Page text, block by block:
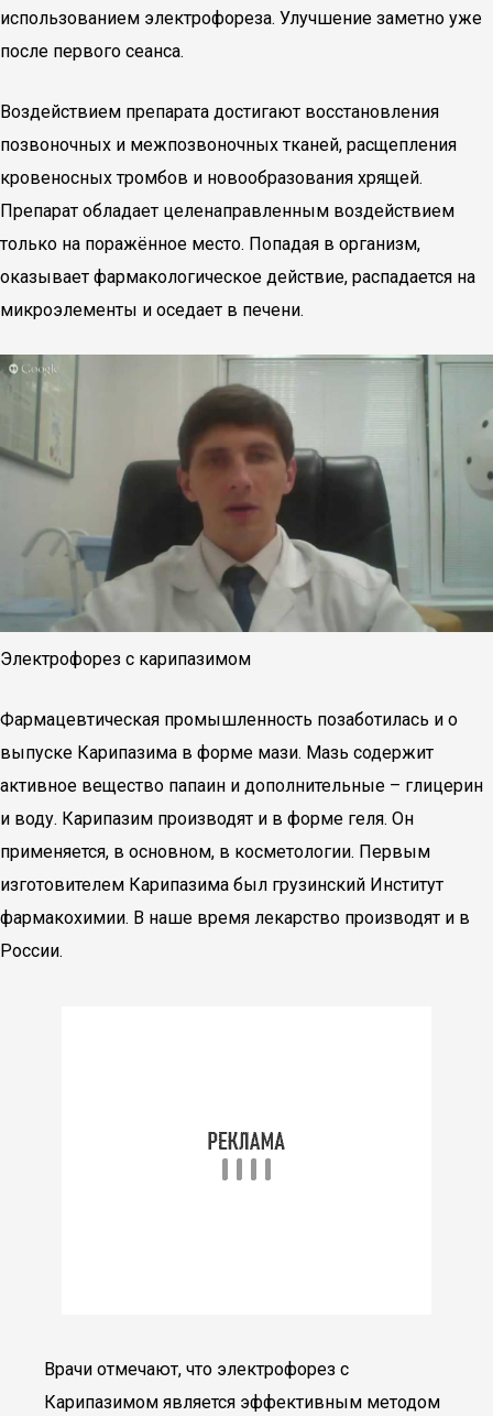
использованием электрофореза. Улучшение заметно уже
после первого сеанса.
Воздействием препарата достигают восстановления
позвоночных и межпозвоночных тканей, расщепления
кровеносных тромбов и новообразования хрящей.
Препарат обладает целенаправленным воздействием
только на поражённое место. Попадая в организм,
оказывает фармакологическое действие, распадается на
микроэлементы и оседает в печени.
Электрофорез с карипазимом
Фармацевтическая промышленность позаботилась и о
выпуске Карипазима в форме мази. Мазь содержит
активное вещество папаин и дополнительные – глицерин
и воду. Карипазим производят и в форме геля. Он
применяется, в основном, в косметологии. Первым
изготовителем Карипазима был грузинский Институт
фармакохимии. В наше время лекарство производят и в
России.
Врачи отмечают, что электрофорез с
Карипазимом является эффективным методом